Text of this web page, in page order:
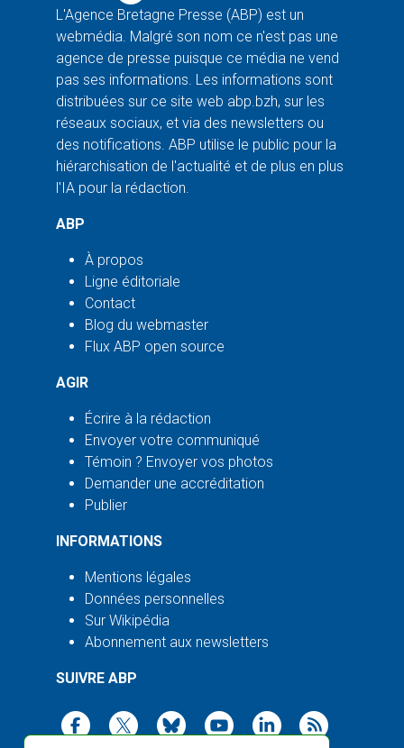
L'Agence Bretagne Presse (ABP) est un
webmédia. Malgré son nom ce n'est pas une
agence de presse puisque ce média ne vend
pas ses informations. Les informations sont
distribuées sur ce site web abp.bzh, sur les
réseaux sociaux, et via des newsletters ou
des notifications. ABP utilise le public pour la
hiérarchisation de l'actualité et de plus en plus
l'IA pour la rédaction.
ABP
À propos
Ligne éditoriale
Contact
Blog du webmaster
Flux ABP open source
AGIR
Écrire à la rédaction
Envoyer votre communiqué
Témoin ? Envoyer vos photos
Demander une accréditation
Publier
INFORMATIONS
Mentions légales
Données personnelles
Sur Wikipédia
Abonnement aux newsletters
SUIVRE ABP